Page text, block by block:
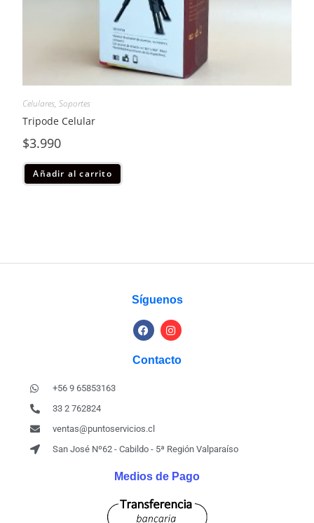
Celulares,Soportes
Tripode Celular
$3.990
Añadir al carrito
Síguenos
Contacto
+56 9 65853163
33 2 762824
ventas@puntoservicios.cl
San José Nº62 - Cabildo - 5ª Región Valparaíso
Medios de Pago